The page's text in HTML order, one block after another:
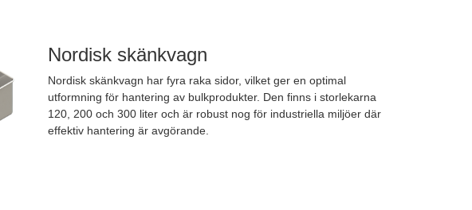
Nordisk skänkvagn
Nordisk skänkvagn har fyra raka sidor, vilket ger en optimal
utformning för hantering av bulkprodukter. Den finns i storlekarna
120, 200 och 300 liter och är robust nog för industriella miljöer där
effektiv hantering är avgörande.